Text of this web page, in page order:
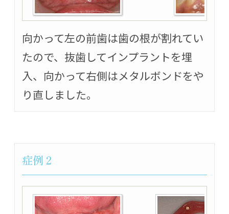
向かって左の前歯は歯の根が割れてい
たので、抜歯してインプラントを埋
入、向かって右側はメタルボンドをや
り直しました。
症例２